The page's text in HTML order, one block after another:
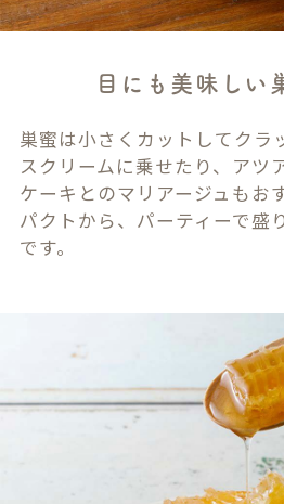
目にも美味しい
巣蜜は小さくカットしてクラ
スクリームに乗せたり、アツ
ケーキとのマリアージュもお
パクトから、パーティーで盛
です。